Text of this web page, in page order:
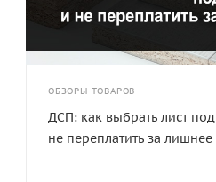
ОБЗОРЫ ТОВАРОВ
ДСП: как выбрать лист под
не переплатить за лишнее